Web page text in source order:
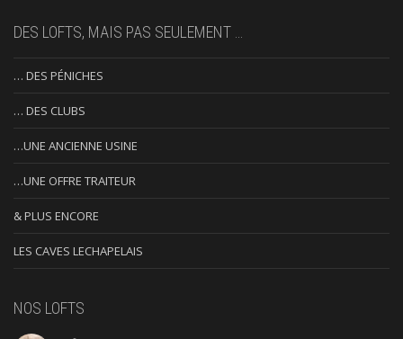
DES LOFTS, MAIS PAS SEULEMENT …
… DES PÉNICHES
… DES CLUBS
…UNE ANCIENNE USINE
…UNE OFFRE TRAITEUR
& PLUS ENCORE
LES CAVES LECHAPELAIS
NOS LOFTS